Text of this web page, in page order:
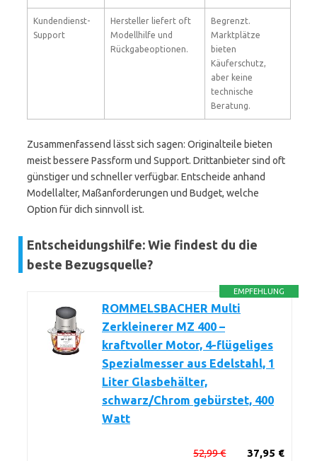
Kundendienst-
Support
Hersteller liefert oft
Modellhilfe und
Rückgabeoptionen.
Begrenzt.
Marktplätze
bieten
Käuferschutz,
aber keine
technische
Beratung.
Zusammenfassend lässt sich sagen: Originalteile bieten
meist bessere Passform und Support. Drittanbieter sind oft
günstiger und schneller verfügbar. Entscheide anhand
Modellalter, Maßanforderungen und Budget, welche
Option für dich sinnvoll ist.
Entscheidungshilfe: Wie findest du die
beste Bezugsquelle?
EMPFEHLUNG
ROMMELSBACHER Multi
Zerkleinerer MZ 400 –
kraftvoller Motor, 4-flügeliges
Spezialmesser aus Edelstahl, 1
Liter Glasbehälter,
schwarz/Chrom gebürstet, 400
Watt
37,95 €
52,99 €